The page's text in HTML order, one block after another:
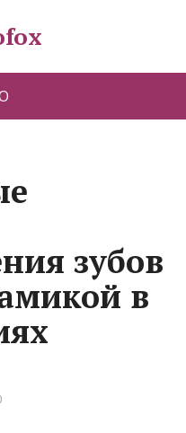
зубов
в